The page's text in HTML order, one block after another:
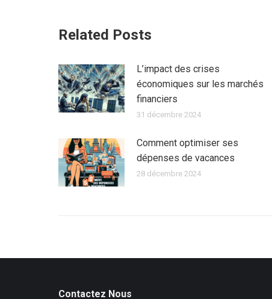
Related Posts
L’impact des crises
économiques sur les marchés
financiers
31 décembre 2024
Comment optimiser ses
dépenses de vacances
28 décembre 2024
Contactez Nous